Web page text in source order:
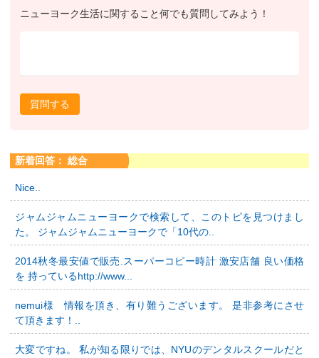
ニューヨーク生活に関すること何でも質問してみよう！
質問する
新着回答： 総合
Nice..
ジャムジャムニューヨークで検索して、このトピを見つけまし
た。 ジャムジャムニューヨークで「10代の..
2014秋冬最安値で販売.スーパーコピー時計 激安店舗 良い価格
を 持っているhttp://www...
nemui様 情報を頂き、有り難うございます。 是非参考にさせ
て頂きます！..
大変ですね。 私が知る限りでは、NYUのデンタルスクールだと